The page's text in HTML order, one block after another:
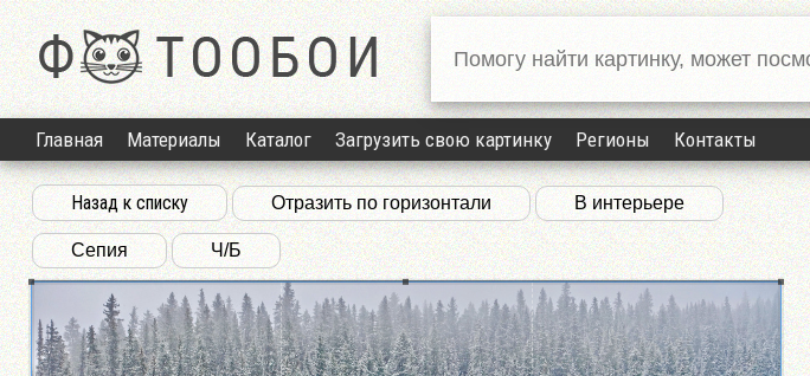
Главная Материалы Каталог Загрузить свою картинку Регионы Контакты
Назад к списку Отразить по горизонтали В интерьере
Сепия Ч/Б